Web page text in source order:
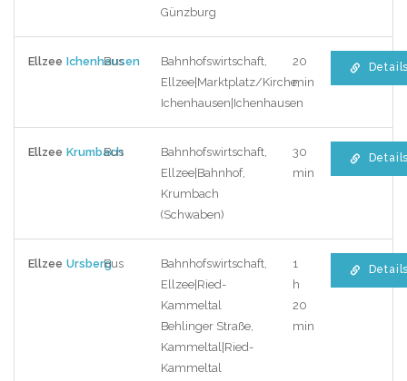
Günzburg
Ellzee Ichenhausen
Bus
Bahnhofswirtschaft,
Ellzee|Marktplatz/Kirche,
Ichenhausen|Ichenhausen
20
min
Ellzee Krumbach
Bus
Bahnhofswirtschaft,
Ellzee|Bahnhof,
Krumbach
(Schwaben)
30
min
Ellzee UrsbergBus
Bahnhofswirtschaft,
Ellzee|Ried-
Kammeltal
Behlinger Straße,
Kammeltal|Ried-
Kammeltal
1
h
20
min